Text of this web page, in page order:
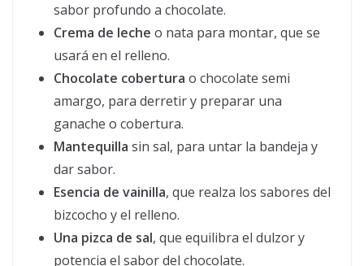
sabor profundo a chocolate.
Crema de leche o nata para montar, que se
usará en el relleno.
Chocolate cobertura o chocolate semi
amargo, para derretir y preparar una
ganache o cobertura.
Mantequilla sin sal, para untar la bandeja y
dar sabor.
Esencia de vainilla, que realza los sabores del
bizcocho y el relleno.
Una pizca de sal, que equilibra el dulzor y
potencia el sabor del chocolate.